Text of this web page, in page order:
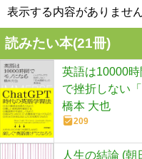
表示する内容がありませ
読みたい本(21冊)
英語は10000
で挫折しない
橋本 大也
209
人生の結論 (朝